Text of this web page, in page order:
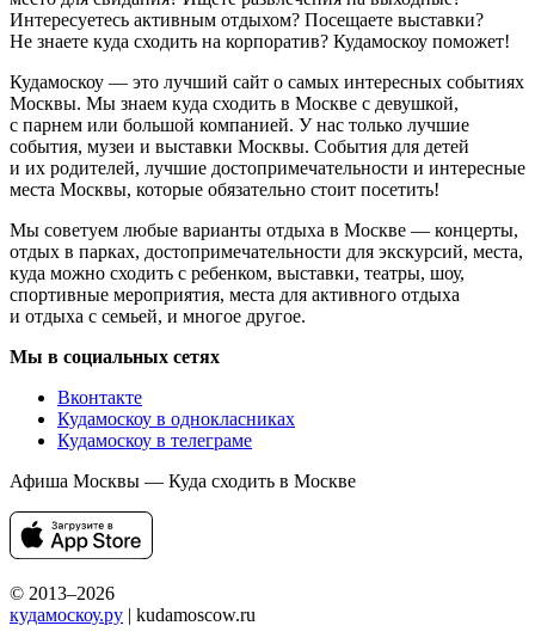
Интересуетесь активным отдыхом? Посещаете выставки?
Не знаете куда сходить на корпоратив? Кудамоскоу поможет!
Кудамоскоу — это лучший сайт о самых интересных событиях
Москвы. Мы знаем куда сходить в Москве с девушкой,
с парнем или большой компанией. У нас только лучшие
события, музеи и выставки Москвы. События для детей
и их родителей, лучшие достопримечательности и интересные
места Москвы, которые обязательно стоит посетить!
Мы советуем любые варианты отдыха в Москве — концерты,
отдых в парках, достопримечательности для экскурсий, места,
куда можно сходить с ребенком, выставки, театры, шоу,
спортивные мероприятия, места для активного отдыха
и отдыха с семьей, и многое другое.
Мы в социальных сетях
Вконтакте
Кудамоскоу в однокласниках
Кудамоскоу в телеграме
Афиша Москвы — Куда сходить в Москве
© 2013–2026
кудамоскоу.ру | kudamoscow.ru